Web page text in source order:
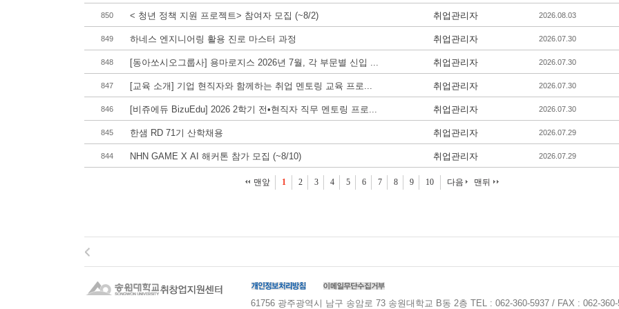
850 < 청년 정책 지원 프로젝트> 참여자 모집 (~8/2) 취업관리자 2026.08.03
849 하네스 엔지니어링 활용 진로 마스터 과정 취업관리자 2026.07.30
848 [동아쏘시오그룹사] 용마로지스 2026년 7월, 각 부문별 신입 ... 취업관리자 2026.07.30
847 [교육 소개] 기업 현직자와 함께하는 취업 멘토링 교육 프로... 취업관리자 2026.07.30
846 [비쥬에듀 BizuEdu] 2026 2학기 전•현직자 직무 멘토링 프로... 취업관리자 2026.07.30
845 한샘 RD 71기 산학채용 취업관리자 2026.07.29
844 NHN GAME X AI 해커톤 참가 모집 (~8/10) 취업관리자 2026.07.29
맨앞 1 2 3 4 5 6 7 8 9 10 다음 맨뒤
61756 광주광역시 남구 송암로 73 송원대학교 B동 2층 TEL : 062-360-5937 / FAX : 062-360-